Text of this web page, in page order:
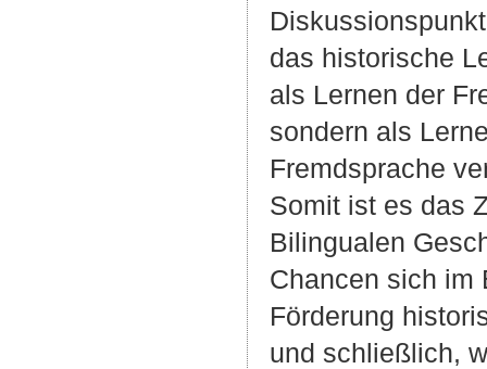
das historische
als Lernen der
sondern als
Fremdsprache
Somit ist es das
Bilingualen
Chancen sich im
Förderung
und schließlich,